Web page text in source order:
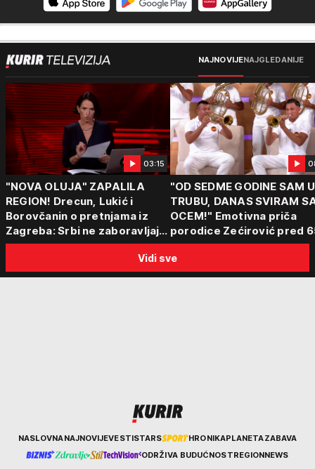
NAJNOVIJENAJGLEDANIJE
03:15
"NOVA OLUJA" ZAPALILA
REGION! Drecun, Lukić i
Borovčanin o pretnjama iz
Zagreba: Srbi ne zaboravljaju
progon
"OD SEDME GODINE SAM
TRUBU, DANAS SVIRAM
OCEM!" Emotivna priča
porodice Zećirović pred
Sabor trubača u Guči
Vidi sve
KurirNASLOVNANAJNOVIJEVESTISTARS HRONIKAPLANETAZABAVA
ODRŽIVA BUDUĆNOSTREGIONNEWS